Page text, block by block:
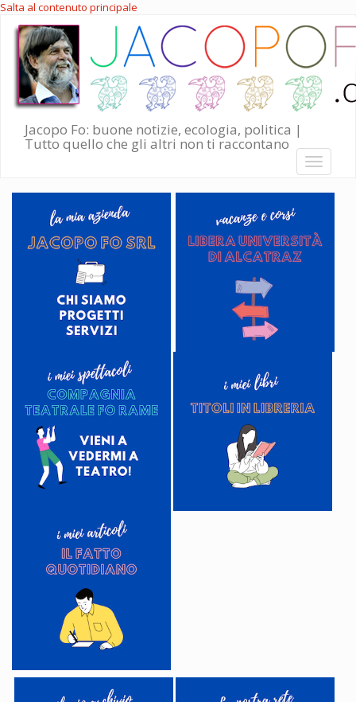
Salta al contenuto principale
Jacopo Fo: buone notizie, ecologia, politica |
Tutto quello che gli altri non ti raccontano
Toggle